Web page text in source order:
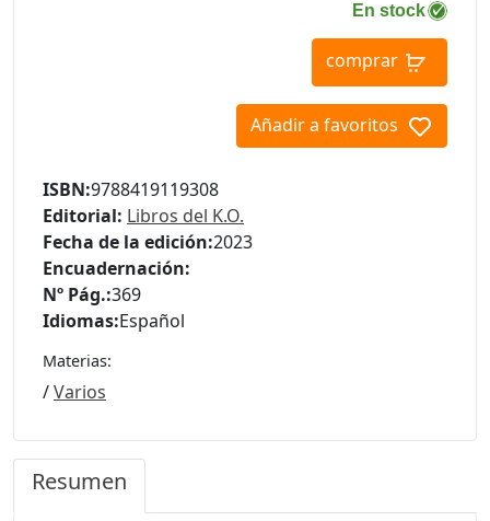
En stock
comprar
Añadir a favoritos
ISBN:9788419119308
Editorial: Libros del K.O.
Fecha de la edición:2023
Encuadernación:
Nº Pág.:369
Idiomas:Español
Materias:
/Varios
Resumen